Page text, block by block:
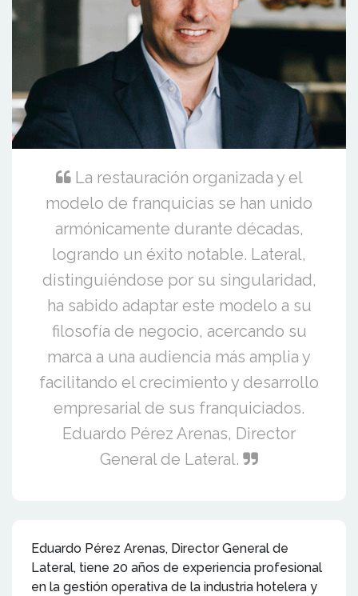
La restauración organizada y el
modelo de franquicias se han unido
armónicamente durante décadas,
logrando un éxito notable. Lateral,
distinguiéndose por su singularidad,
ha sabido adaptar este modelo a su
filosofía de negocio, acercando su
marca a una audiencia más amplia y
facilitando el crecimiento y desarrollo
empresarial de sus franquiciados.
Eduardo Pérez Arenas, Director
General de Lateral.
Eduardo Pérez Arenas, Director General de
Lateral, tiene 20 años de experiencia profesional
en la gestión operativa de la industria hotelera y